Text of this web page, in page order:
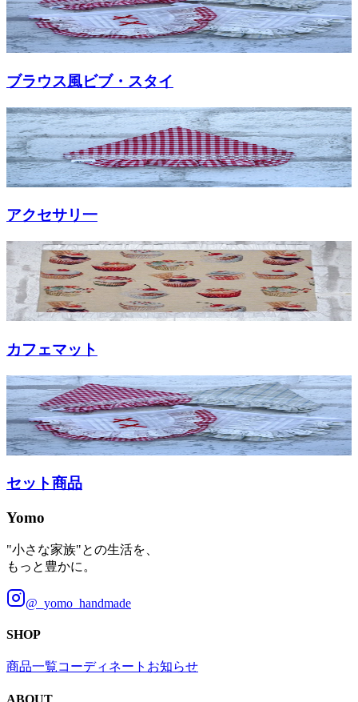
ブラウス風ビブ・スタイ
アクセサリ一
カフェマット
セット商品
Yomo
"小さな家族"との生活を、
もっと豊かに。
@_yomo_handmade
SHOP
商品一覧コーディネート お知らせ